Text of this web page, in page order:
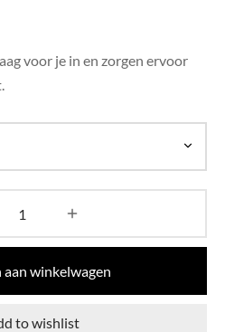
voor je in en zorgen ervoor
aan winkelwagen
to wishlist